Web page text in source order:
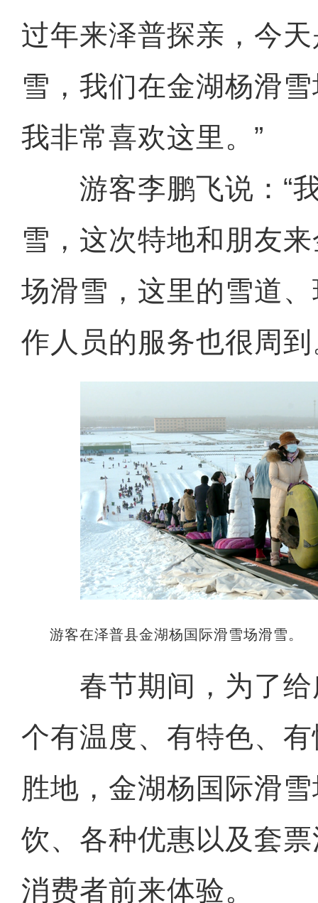
过年来泽普探亲，今
雪，我们在金湖杨滑
我非常喜欢这里。”
游客李鹏飞说：“我
雪，这次特地和朋友
场滑雪，这里的雪道
作人员的服务也很周到
游客在泽普县金湖杨国际滑雪场滑雪。
春节期间，为了给
个有温度、有特色、
胜地，金湖杨国际滑
饮、各种优惠以及套
消费者前来体验。